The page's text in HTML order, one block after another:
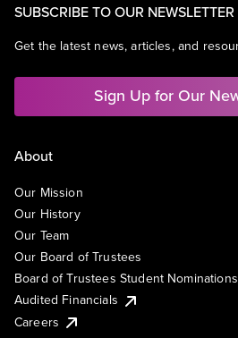
SUBSCRIBE TO OUR NEWSLETTER
Get the latest news, articles, and
Sign Up for Our
About
Our Mission
Our History
Our Team
Our Board of Trustees
Board of Trustees Student Nominations
Audited Financials
Careers